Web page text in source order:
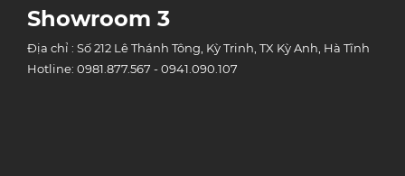
Showroom 3
Địa chỉ : Số 212 Lê Thánh Tông, Kỳ Trinh, TX Kỳ Anh, Hà Tĩnh
Hotline: 0981.877.567 - 0941.090.107